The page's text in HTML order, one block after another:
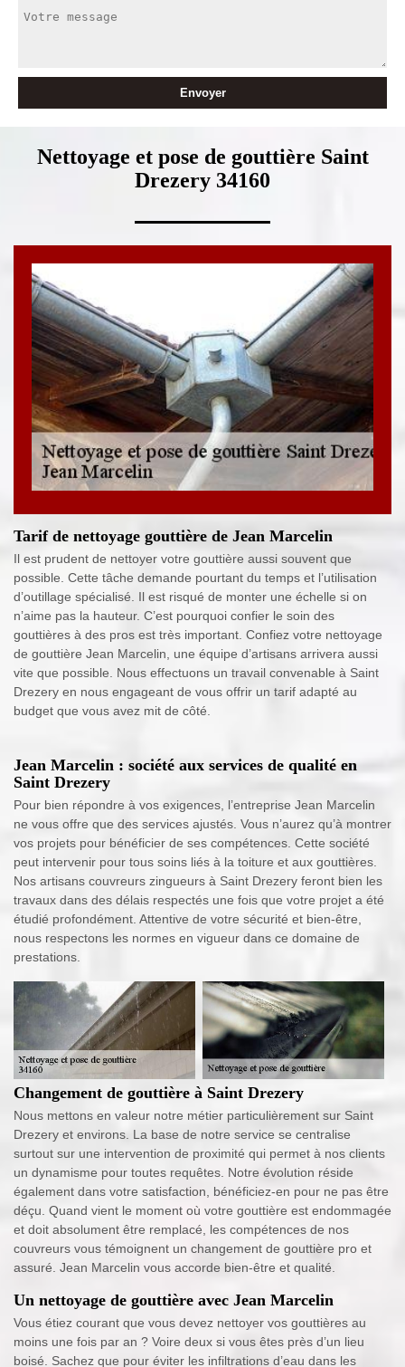
Nettoyage et pose de gouttière Saint
Drezery 34160
Tarif de nettoyage gouttière de Jean Marcelin
Il est prudent de nettoyer votre gouttière aussi souvent que
possible. Cette tâche demande pourtant du temps et l’utilisation
d’outillage spécialisé. Il est risqué de monter une échelle si on
n’aime pas la hauteur. C’est pourquoi confier le soin des
gouttières à des pros est très important. Confiez votre nettoyage
de gouttière Jean Marcelin, une équipe d’artisans arrivera aussi
vite que possible. Nous effectuons un travail convenable à Saint
Drezery en nous engageant de vous offrir un tarif adapté au
budget que vous avez mit de côté.
Jean Marcelin : société aux services de qualité en
Saint Drezery
Pour bien répondre à vos exigences, l’entreprise Jean Marcelin
ne vous offre que des services ajustés. Vous n’aurez qu’à montrer
vos projets pour bénéficier de ses compétences. Cette société
peut intervenir pour tous soins liés à la toiture et aux gouttières.
Nos artisans couvreurs zingueurs à Saint Drezery feront bien les
travaux dans des délais respectés une fois que votre projet a été
étudié profondément. Attentive de votre sécurité et bien-être,
nous respectons les normes en vigueur dans ce domaine de
prestations.
Changement de gouttière à Saint Drezery
Nous mettons en valeur notre métier particulièrement sur Saint
Drezery et environs. La base de notre service se centralise
surtout sur une intervention de proximité qui permet à nos clients
un dynamisme pour toutes requêtes. Notre évolution réside
également dans votre satisfaction, bénéficiez-en pour ne pas être
déçu. Quand vient le moment où votre gouttière est endommagée
et doit absolument être remplacé, les compétences de nos
couvreurs vous témoignent un changement de gouttière pro et
assuré. Jean Marcelin vous accorde bien-être et qualité.
Un nettoyage de gouttière avec Jean Marcelin
Vous étiez courant que vous devez nettoyer vos gouttières au
moins une fois par an ? Voire deux si vous êtes près d’un lieu
boisé. Sachez que pour éviter les infiltrations d’eau dans les